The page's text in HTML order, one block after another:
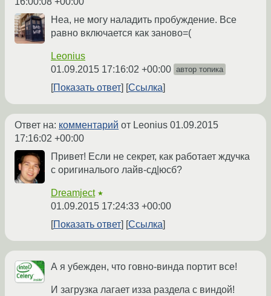
Неа, не могу наладить пробуждение. Все
равно включается как заново=(
Leonius
01.09.2015 17:16:02 +00:00 автор топика
Показать ответ Ссылка
Ответ на: комментарий от Leonius 01.09.2015
17:16:02 +00:00
Привет! Если не секрет, как работает ждучка
с оригиналього лайв-сд|юсб?
Dreamject ★
01.09.2015 17:24:33 +00:00
Показать ответ
Ссылка
А я убежден, что говно-винда портит все!
И загрузка лагает изза раздела с виндой!